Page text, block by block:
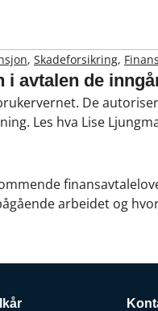
, Skadeforsikring,
i avtalen de
De
Les hva Lise
påvirker
arbeidet og